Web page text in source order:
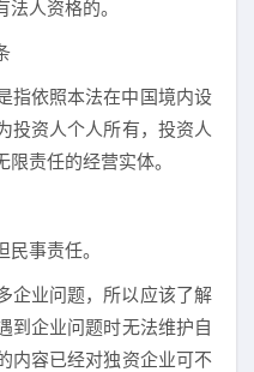
人资格的。
指依照本法在中国境内设
投资人个人所有，投资人
责任的经营实体。
事责任。
企业问题，所以应该了解
到企业问题时无法维护自
内容已经对独资企业可不